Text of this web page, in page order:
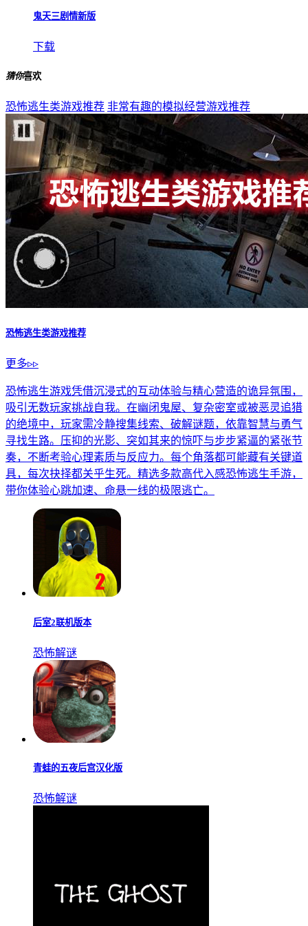
鬼天三剧情新版
下载
猜你喜欢
恐怖逃生类游戏推荐 非常有趣的模拟经营游戏推荐
恐怖逃生类游戏推荐
更多▹▹
恐怖逃生游戏凭借沉浸式的互动体验与精心营造的诡异氛围，
吸引无数玩家挑战自我。在幽闭鬼屋、复杂密室或被恶灵追猎
的绝境中，玩家需冷静搜集线索、破解谜题，依靠智慧与勇气
寻找生路。压抑的光影、突如其来的惊吓与步步紧逼的紧张节
奏，不断考验心理素质与反应力。每个角落都可能藏有关键道
具，每次抉择都关乎生死。精选多款高代入感恐怖逃生手游，
带你体验心跳加速、命悬一线的极限逃亡。
后室2联机版本
恐怖解谜
青蛙的五夜后宫汉化版
恐怖解谜